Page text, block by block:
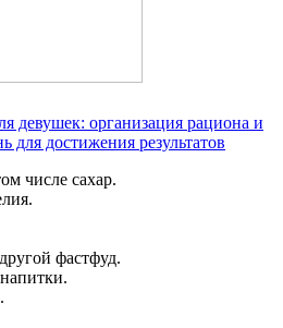
девушек: организация рациона и
достижения результатов
числе сахар.
фастфуд.